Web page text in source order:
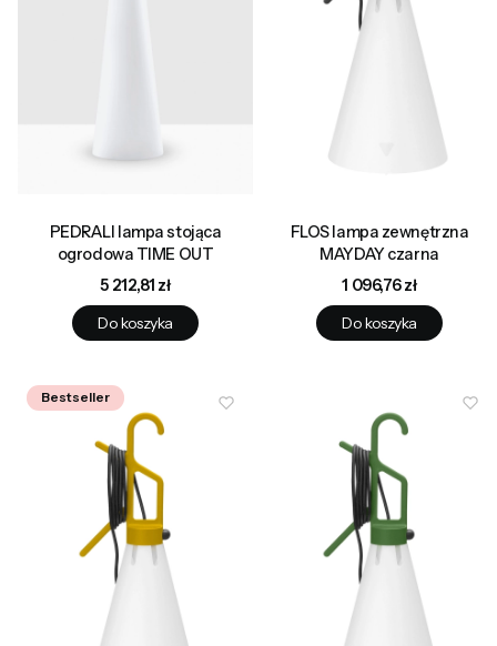
PEDRALI lampa stojąca
ogrodowa TIME OUT
Cena
5 212,81 zł
Do koszyka
FLOS lampa zewnętrzna
MAYDAY czarna
Cena
1 096,76 zł
Do koszyka
Bestseller